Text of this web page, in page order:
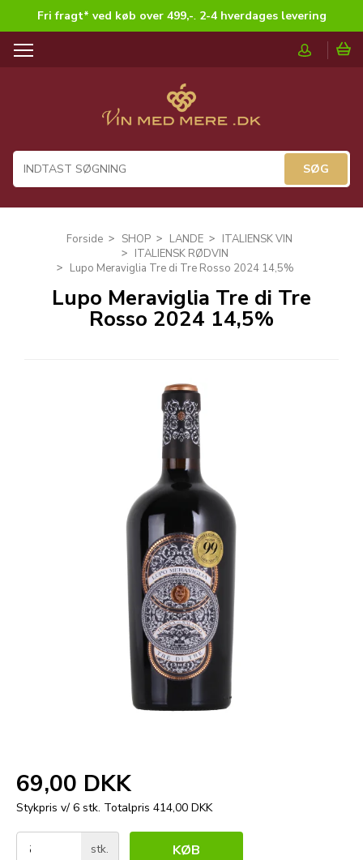
Fri fragt* ved køb over 499,-. 2-4 hverdages levering
T
a
i
Forside SHOP LANDE
ITALIENSK VIN
ITALIENSK RØDVIN
Lupo Meraviglia Tre di Tre Rosso 2024 14,5%
Lupo Meraviglia Tre di Tre
Rosso 2024 14,5%
69,00 DKK
Stykpris v/ 6 stk. Totalpris 414,00 DKK
stk. KØB